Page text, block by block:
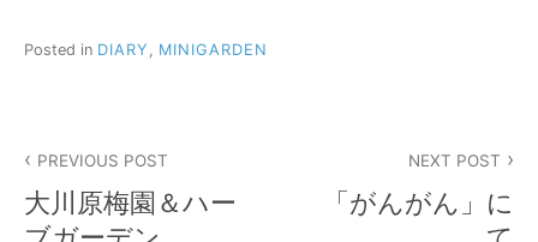
Posted in DIARY MINIGARDEN
稿
ナ
PREVIOUS POST
大川原梅園＆ハー
NEXT POST
「がんがん」に